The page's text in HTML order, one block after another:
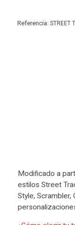
Referencia: STREET
Modificado a
estilos Street
Style, Scrambler,